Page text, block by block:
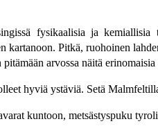
fysikaalisia ja kemiallisia
kartanoon. Pitkä, ruohoinen
arvossa näitä erinomaisia
hyviä ystäviä. Setä
kuntoon, metsästyspuku